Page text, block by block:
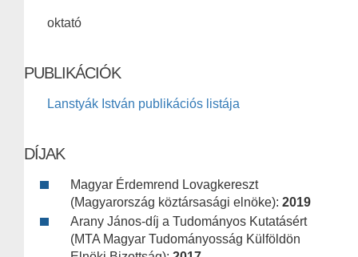
oktató
PUBLIKÁCIÓK
Lanstyák István publikációs listája
DÍJAK
Magyar Érdemrend Lovagkereszt
(Magyarország köztársasági elnöke): 2019
Arany János-díj a Tudományos Kutatásért
(MTA Magyar Tudományosság Külföldön